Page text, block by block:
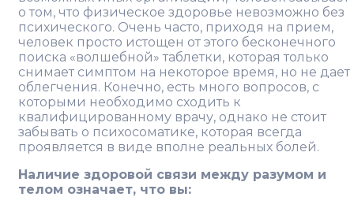
о том, что физическое здоровье невозможно без
психического. Очень часто, приходя на прием,
человек просто истощен от этого бесконечного
поиска «волшебной» таблетки, которая только
снимает симптом на некоторое время, но не дает
облегчения. Конечно, есть много вопросов, с
которыми необходимо сходить к
квалифицированному врачу, однако не стоит
забывать о психосоматике, которая всегда
проявляется в виде вполне реальных болей.
Наличие здоровой связи между разумом и
телом означает, что вы: